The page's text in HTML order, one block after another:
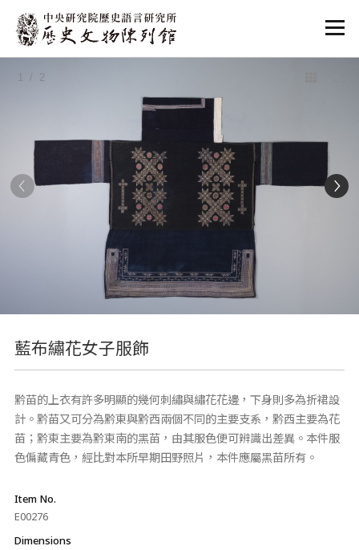
:::
1 / 2
藍布繡花女子服飾
黔苗的上衣有許多明顯的幾何刺繡與繡花花邊，下身則多為折裙設
計。黔苗又可分為黔東與黔西兩個不同的主要支系，黔西主要為花
苗；黔東主要為黔東南的黑苗，由其服色便可辨識出差異。本件服
色偏藏青色，經比對本所早期田野照片，本件應屬黑苗所有。
Item No.
E00276
Dimensions